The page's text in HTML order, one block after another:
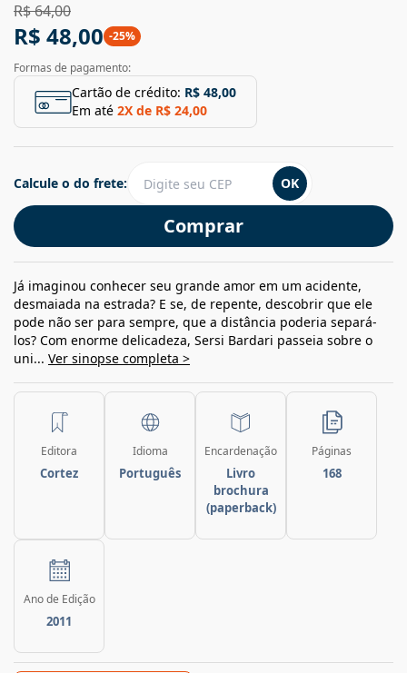
R$ 64,00
R$ 48,00 -25%
Formas de pagamento:
Cartão de crédito: R$ 48,00
Em até 2X de R$ 24,00
Comprar
Calcule o do frete: OK
Já imaginou conhecer seu grande amor em um acidente,
desmaiada na estrada? E se, de repente, descobrir que ele
pode não ser para sempre, que a distância poderia separá-
los? Com enorme delicadeza, Sersi Bardari passeia sobre o
uni... Ver sinopse completa >
Editora
Cortez
Idioma
Português
Encardenação
Livro
brochura
(paperback)
Páginas
168
Ano de Edição
2011